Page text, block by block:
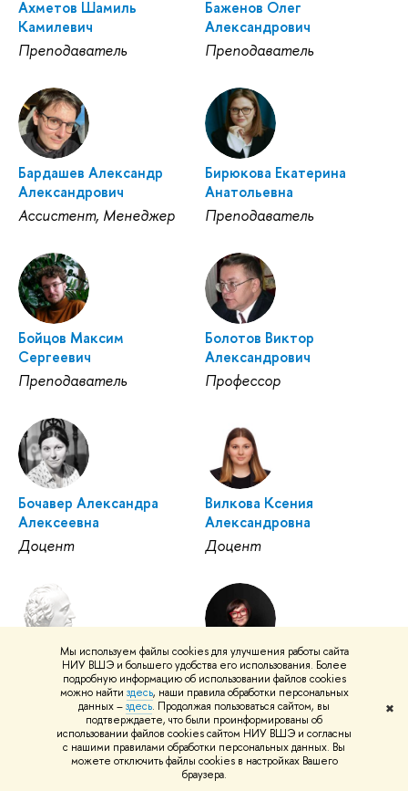
Мы используем файлы cookies для улучшения работы сайта
НИУ ВШЭ и большего удобства его использования. Более
подробную информацию об использовании файлов cookies
можно найти здесь, наши правила обработки персональных
данных –здесь. Продолжая пользоваться сайтом, вы
подтверждаете, что были проинформированы об
использовании файлов cookies сайтом НИУ ВШЭ и согласны
с нашими правилами обработки персональных данных. Вы
можете отключить файлы cookies в настройках Вашего
браузера.
✖
Ахметов Шамиль
Камилевич
Преподаватель
Баженов Олег
Александрович
Преподаватель
Бардашев Александр
Александрович
Ассистент, Менеджер
Бирюкова Екатерина
Анатольевна
Преподаватель
Бойцов Максим
Сергеевич
Преподаватель
Болотов Виктор
Александрович
Профессор
Бочавер Александра
Алексеевна
Доцент
Вилкова Ксения
Александровна
Доцент
Габдрахманов Нияз
Камилевич
Гармонова Анна
Владимировна
Доцент